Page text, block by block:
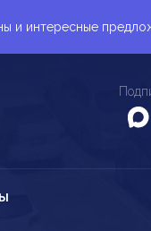
и интересные